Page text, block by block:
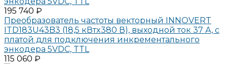
195 740 ₽
Преобразователь частоты векторный INNOVERT
ITD183U43B3 (18,5 кВтx380 В), выходной ток 37 А, с
платой для подключения инкрементального
энкодера 5VDC, TTL
115 060 ₽